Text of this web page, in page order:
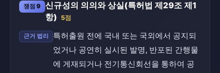
쟁점 9
신규성의 의의와 상실(특허법 제29조 제1
항) 5점
근거 법리
특허출원 전에 국내 또는 국외에서 공지되
었거나 공연히 실시된 발명, 반포된 간행물
에 게재되거나 전기통신회선을 통하여 공